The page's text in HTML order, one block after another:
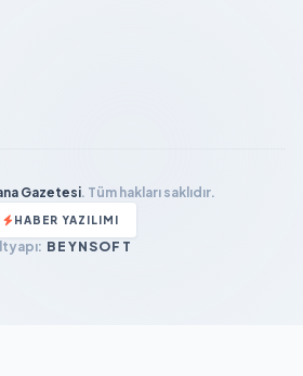
Gazetesi. Tüm hakları saklıdır.
HABER YAZILIMI
BEYNSOFT